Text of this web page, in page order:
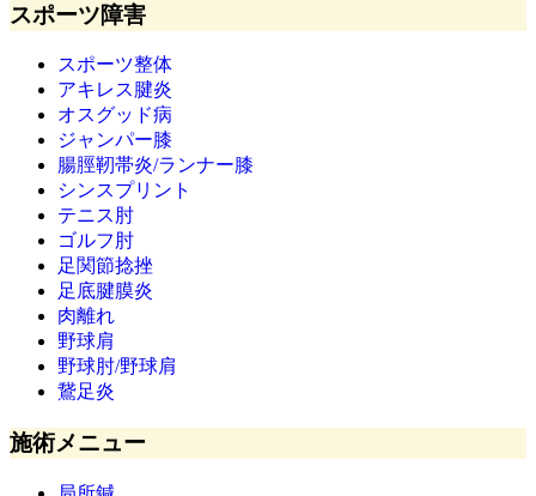
スポーツ障害
スポーツ整体
アキレス腱炎
オスグッド病
ジャンパー膝
腸脛靭帯炎/ランナー膝
シンスプリント
テニス肘
ゴルフ肘
足関節捻挫
足底腱膜炎
肉離れ
野球肩
野球肘/野球肩
鵞足炎
施術メニュー